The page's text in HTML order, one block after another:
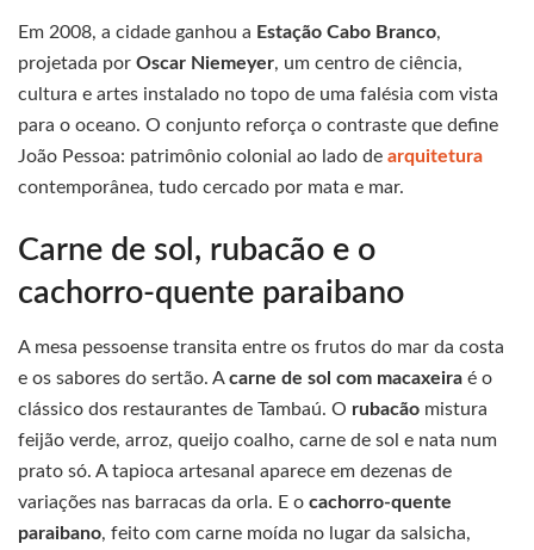
Em 2008, a cidade ganhou a Estação Cabo Branco,
projetada por Oscar Niemeyer, um centro de ciência,
cultura e artes instalado no topo de uma falésia com vista
para o oceano. O conjunto reforça o contraste que define
João Pessoa: patrimônio colonial ao lado de arquitetura
contemporânea, tudo cercado por mata e mar.
Carne de sol, rubacão e o
cachorro-quente paraibano
A mesa pessoense transita entre os frutos do mar da costa
e os sabores do sertão. Acarne de sol com macaxeira é o
clássico dos restaurantes de Tambaú. O rubacão mistura
feijão verde, arroz, queijo coalho, carne de sol e nata num
prato só. A tapioca artesanal aparece em dezenas de
variações nas barracas da orla. E o cachorro-quente
paraibano, feito com carne moída no lugar da salsicha,